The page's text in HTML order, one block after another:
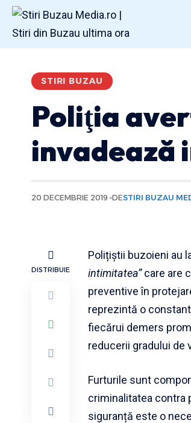
STIRI BUZAU
Poliţia
invadează
20 DECEMBRIE 2019 DESTIRI BUZAU
DISTRIBUIE
Polițiștii buzoieni au
intimitatea”care are
preventive în
reprezintă o
fiecărui demers
reducerii gradului de
Furturile sunt
criminalitatea contra
siguranță este o